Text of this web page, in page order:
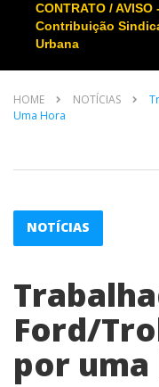
CONTRATO / AVISO
Contribuição
Urbana
HOME NOTÍCIAS
Uma Hora
NOTÍCIAS
Ford/
por uma